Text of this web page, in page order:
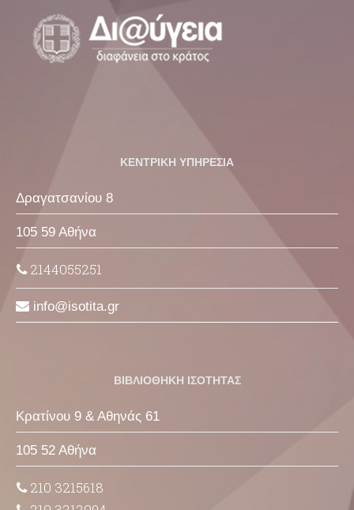
ΚΕΝΤΡΙΚΗ ΥΠΗΡΕΣΙΑ
Δραγατσανίου 8
105 59 Αθήνα
2144055251
info isotita gr
ΒΙΒΛΙΟΘΗΚΗ ΙΣΟΤΗΤΑΣ
Κρατίνου 9 & Αθηνάς 61
105 52 Αθήνα
210 3215618